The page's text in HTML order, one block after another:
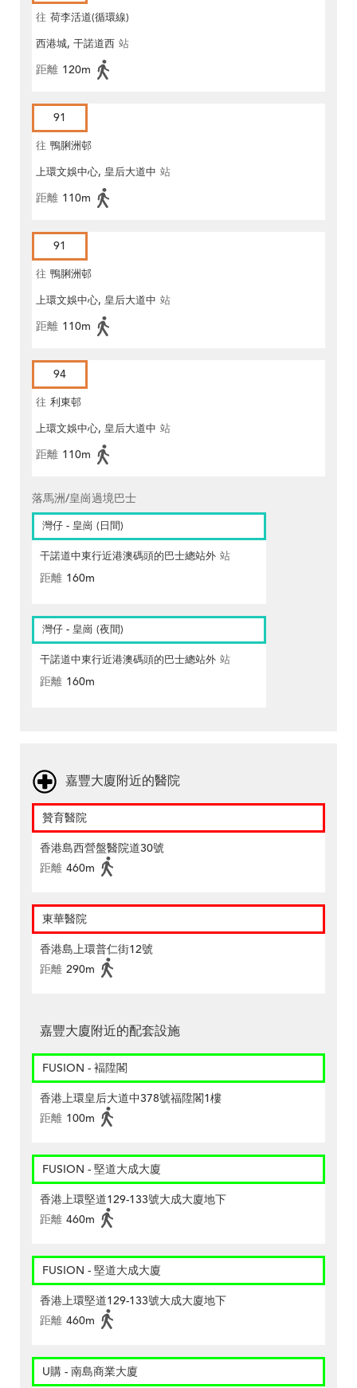
往 荷李活道(循環線)
西港城, 干諾道西 站
距離 120m
91
往 鴨脷洲邨
上環文娛中心, 皇后大道中 站
距離 110m
91
往 鴨脷洲邨
上環文娛中心, 皇后大道中 站
距離 110m
94
往 利東邨
上環文娛中心, 皇后大道中 站
距離 110m
落馬洲/皇崗過境巴士
灣仔 - 皇崗 (日間)
干諾道中東行近港澳碼頭的巴士總站外 站
距離 160m
灣仔 - 皇崗 (夜間)
干諾道中東行近港澳碼頭的巴士總站外 站
距離 160m
嘉豐大廈附近的醫院
贊育醫院
香港島西營盤醫院道30號
距離 460m
東華醫院
香港島上環普仁街12號
距離 290m
嘉豐大廈附近的配套設施
FUSION - 褔陞閣
香港上環皇后大道中378號福陞閣1樓
距離 100m
FUSION - 堅道大成大廈
香港上環堅道129-133號大成大廈地下
距離 460m
FUSION - 堅道大成大廈
香港上環堅道129-133號大成大廈地下
距離 460m
U購 - 南島商業大廈